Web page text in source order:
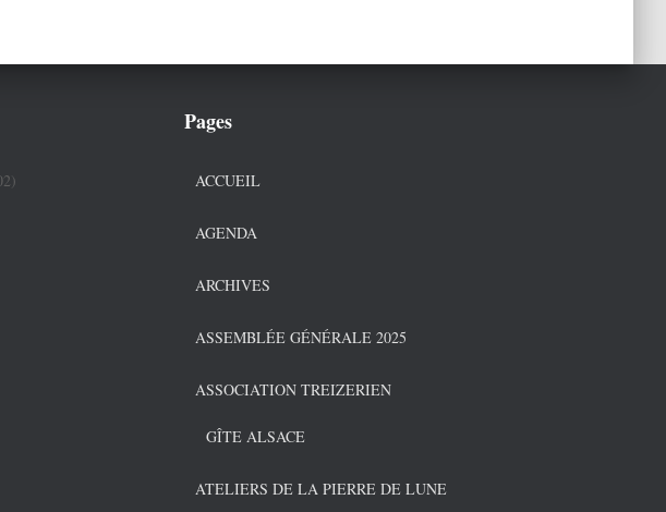
Pages
ACCUEIL
AGENDA
ARCHIVES
ASSEMBLÉE GÉNÉRALE 2025
ASSOCIATION TREIZERIEN
GÎTE ALSACE
ATELIERS DE LA PIERRE DE LUNE